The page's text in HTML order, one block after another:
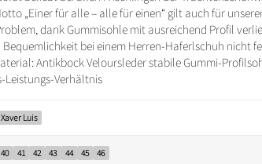
„Einer für alle – alle für einen“ gilt auch für
dank Gummisohle mit ausreichend Profil
bei einem Herren-Haferlschuh nicht
Antikbock Veloursleder stabile Gummi-
Leistungs-Verhältnis
Xaver Luis
40 41 42 43 44 45 46